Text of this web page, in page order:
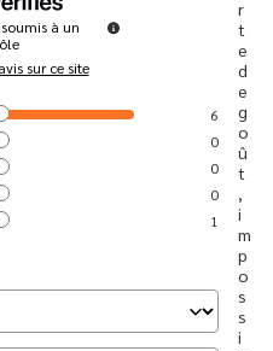
à un
sur ce site
6
0
0
0
1
r
t
e
d
e
g
o
û
t
i
m
p
o
s
s
i